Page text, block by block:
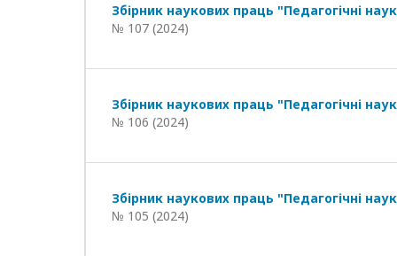
Збірник наукових праць "Педагогічні
№ 107 (2024)
Збірник наукових праць "Педагогічні
№ 106 (2024)
Збірник наукових праць "Педагогічні
№ 105 (2024)